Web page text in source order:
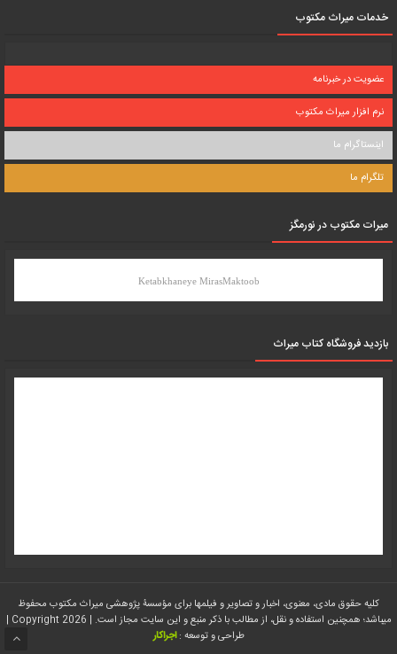
خدمات میراث مکتوب
عضویت در خبرنامه
نرم افزار میراث مکتوب
اینستاگرام ما
تلگرام ما
میرات مکتوب در نورمگز
Ketabkhaneye MirasMaktoob
بازدید فروشگاه کتاب میراث
کلیه حقوق مادی، معنوی، اخبار و تصاویر و فیلمها برای مؤسسۀ پژوهشی میراث مکتوب محفوظ
میباشد؛ همچنین استفاده و نقل، از مطالب با ذکر منبع و این سایت مجاز است. | Copyright 2026 |
طراحی و توسعه : اجراکار